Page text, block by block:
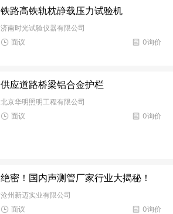
铁路高铁轨枕静载压力试验机
济南时光试验仪器有限公司
0询价
面议
供应道路桥梁铝合金护栏
北京华明照明工程有限公司
0询价
面议
绝密！国内声测管厂家行业大揭秘！
沧州新迈实业有限公司
0询价
面议